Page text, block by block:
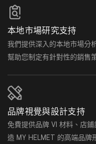
本地市場研究支持
我們提供深入的本地市場分
幫助您制定有針對性的銷售
品牌視覺與設計支持
免費提供品牌 VI 材料、店
造 MY HELMET 的高端品牌